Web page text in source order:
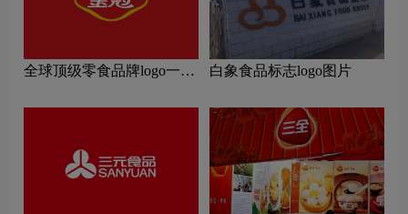
全球顶级零食品牌logo一
白象食品标志logo图片